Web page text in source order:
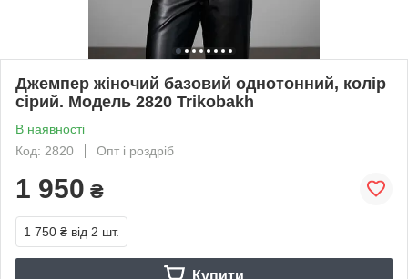
Джемпер жіночий базовий однотонний, колір
сірий. Модель 2820 Trikobakh
В наявності
Код: 2820
Опт і роздріб
1 950 ₴
1 750 ₴ від 2 шт.
Купити